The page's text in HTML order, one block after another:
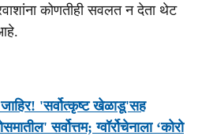
कोणतीही सवलत न देता थेट
'सर्वोत्कृष्ट खेळाडू'सह
सर्वोत्तम; ग्वॉर्रोचेनाला ‘कोरो